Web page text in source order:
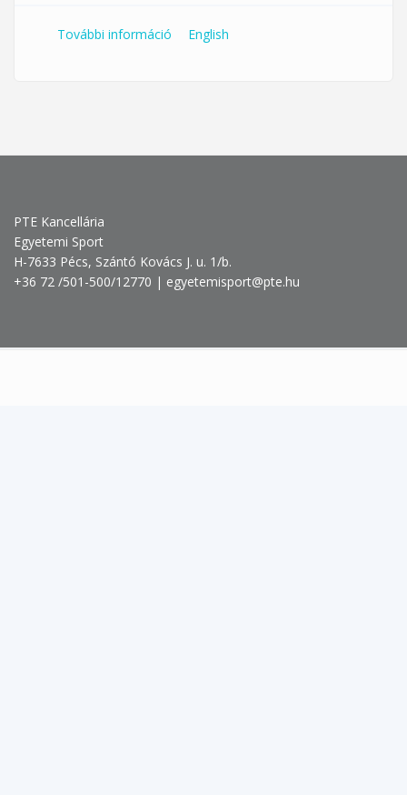
További információ PTE-PEAC - Veszprémi Kézilabda KFT
English
PTE Kancellária
Egyetemi Sport
H-7633 Pécs, Szántó Kovács J. u. 1/b.
+36 72 /501-500/12770 | egyetemisport@pte.hu